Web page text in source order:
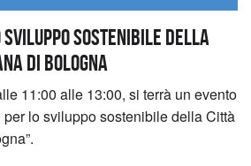
sviluppo sostenibile della
di Bologna
11:00 alle 13:00, si terrà un evento
per lo sviluppo sostenibile della Città